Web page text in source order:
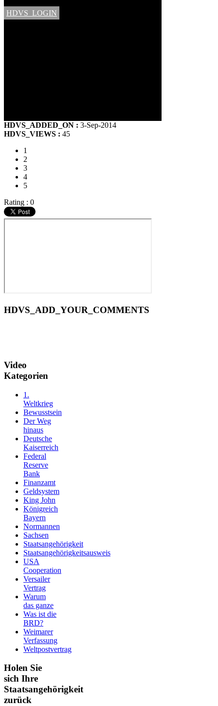
HDVS_LOGIN
HDVS_ADDED_ON : 3-Sep-2014
HDVS_VIEWS : 45
1
2
3
4
5
Rating : 0
HDVS_ADD_YOUR_COMMENTS
Video
Kategorien
1.
Weltkrieg
Bewusstsein
Der Weg
hinaus
Deutsche
Kaiserreich
Federal
Reserve
Bank
Finanzamt
Geldsystem
King John
Königreich
Bayern
Normannen
Sachsen
Staatsangehörigkeit
Staatsangehörigkeitsausweis
USA
Cooperation
Versailer
Vertrag
Warum
das ganze
Was ist die
BRD?
Weimarer
Verfassung
Weltpostvertrag
Holen Sie
sich Ihre
Staatsangehörigkeit
zurück